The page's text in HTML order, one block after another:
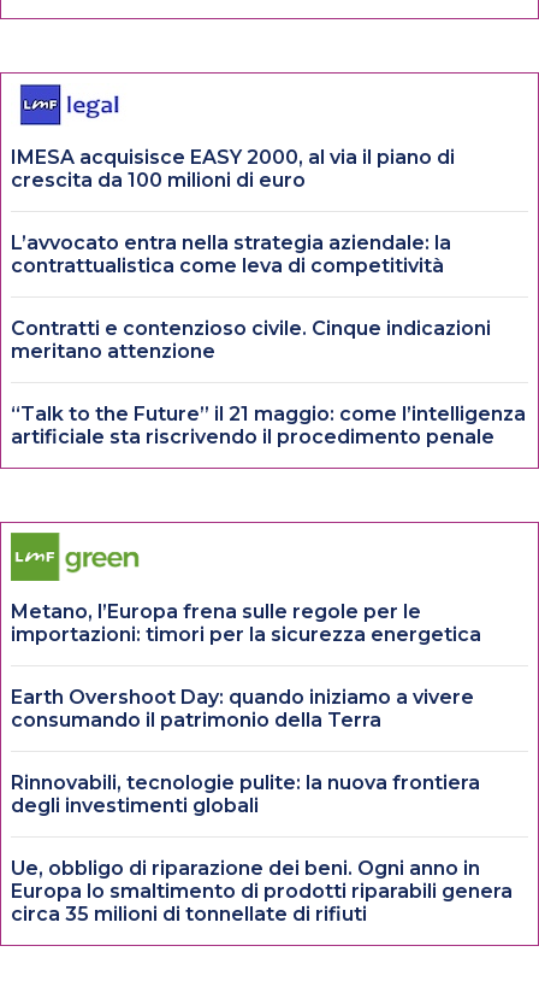
IMESA acquisisce EASY 2000, al via il piano di
crescita da 100 milioni di euro
L’avvocato entra nella strategia aziendale: la
contrattualistica come leva di competitività
Contratti e contenzioso civile. Cinque indicazioni
meritano attenzione
“Talk to the Future” il 21 maggio: come l’intelligenza
artificiale sta riscrivendo il procedimento penale
Metano, l’Europa frena sulle regole per le
importazioni: timori per la sicurezza energetica
Earth Overshoot Day: quando iniziamo a vivere
consumando il patrimonio della Terra
Rinnovabili, tecnologie pulite: la nuova frontiera
degli investimenti globali
Ue, obbligo di riparazione dei beni. Ogni anno in
Europa lo smaltimento di prodotti riparabili genera
circa 35 milioni di tonnellate di rifiuti